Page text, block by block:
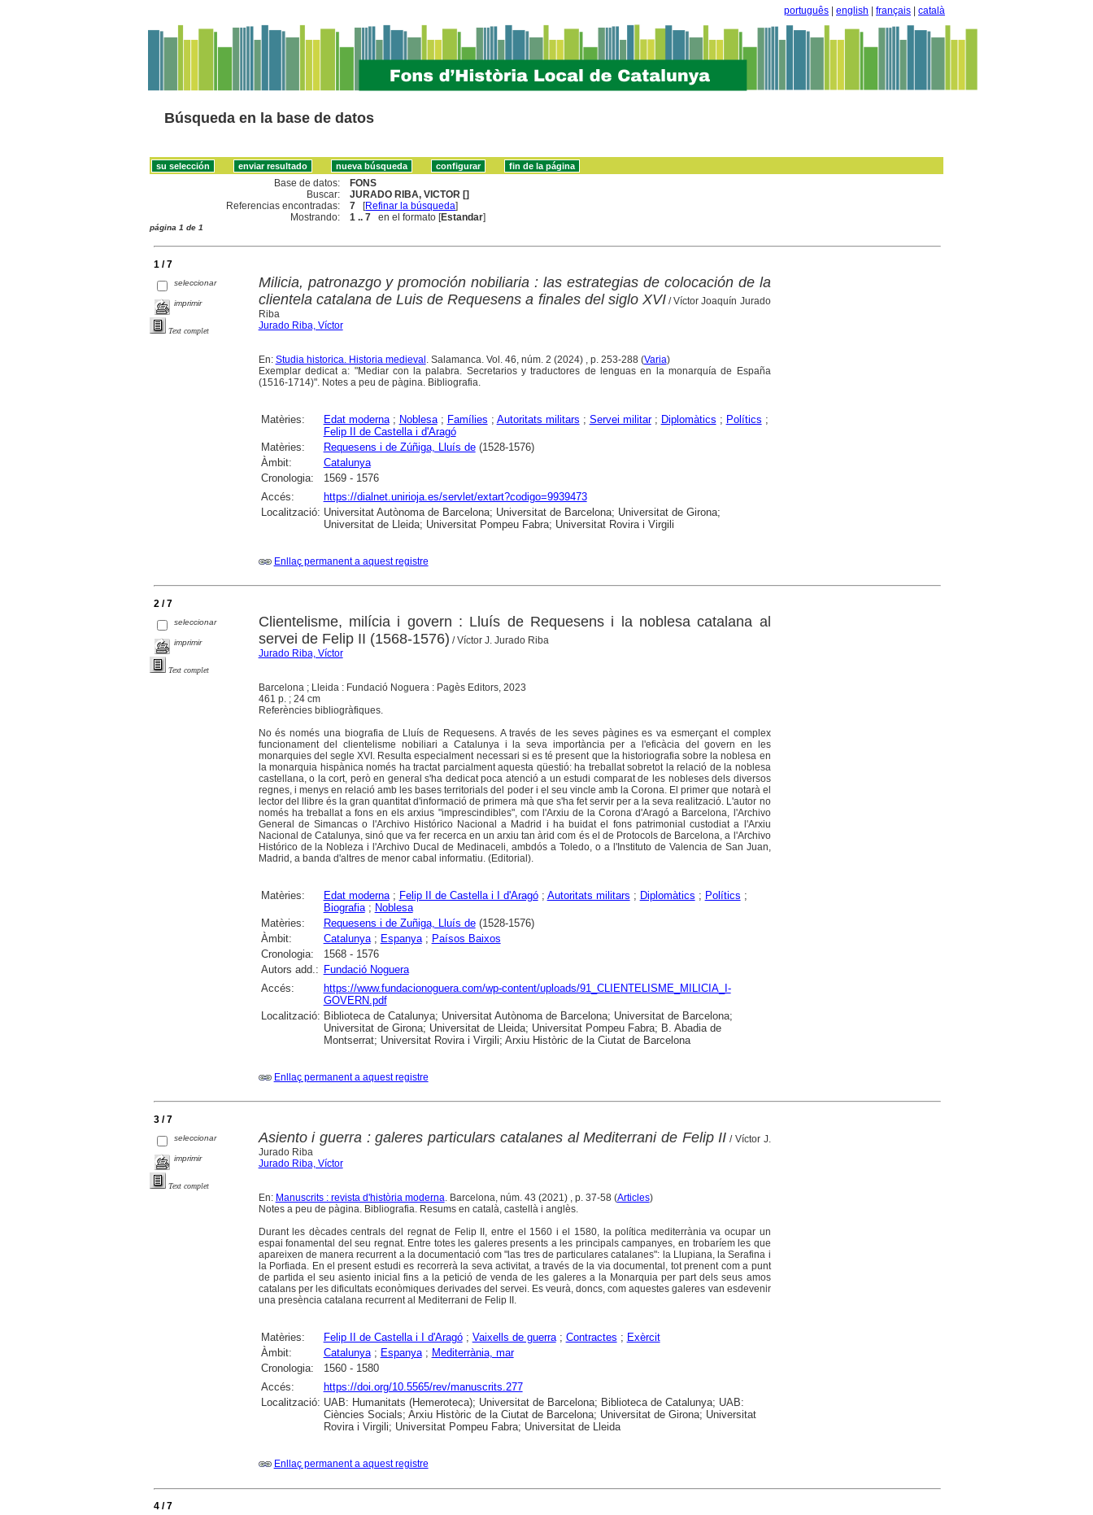
português english français català
Búsqueda en la base de datos
Base de datos:
FONS
Buscar:
JURADO RIBA, VICTOR []
Referencias encontradas:
7 [Refinar la búsqueda]
Mostrando:
1 .. 7 en el formato [Estandar]
página 1 de 1
1 / 7
seleccionar
imprimir
Text complet
Milicia, patronazgo y promoción nobiliaria : las estrategias de colocación de la
clientela catalana de Luis de Requesens a finales del siglo XVI / Víctor Joaquín Jurado
Riba
Jurado Riba, Víctor
En: Studia historica. Historia medieval. Salamanca. Vol. 46, núm. 2 (2024) , p. 253-288 (Varia)
Exemplar dedicat a: "Mediar con la palabra. Secretarios y traductores de lenguas en la monarquía de España
(1516-1714)". Notes a peu de pàgina. Bibliografia.
Matèries: Edat moderna; Noblesa; Famílies ; Autoritats militars ; Servei militar; Diplomàtics ; Polítics ;
Felip II de Castella i d'Aragó
Matèries:
Requesens i de Zúñiga, Lluís de(1528-1576)
Àmbit:
Catalunya
Cronologia:
1569 - 1576
Accés:
https://dialnet.unirioja.es/servlet/extart?codigo=9939473
Localització: Universitat Autònoma de Barcelona; Universitat de Barcelona; Universitat de Girona;
Universitat de Lleida; Universitat Pompeu Fabra; Universitat Rovira i Virgili
Enllaç permanent a aquest registre
2 / 7
seleccionar
imprimir
Text complet
Clientelisme, milícia i govern : Lluís de Requesens i la noblesa catalana al
servei de Felip II (1568-1576) / Víctor J. Jurado Riba
Jurado Riba, Víctor
Barcelona ; Lleida : Fundació Noguera : Pagès Editors, 2023
461 p. ; 24 cm
Referències bibliogràfiques.
No és només una biografia de Lluís de Requesens. A través de les seves pàgines es va esmerçant el complex
funcionament del clientelisme nobiliari a Catalunya i la seva importància per a l'eficàcia del govern en les
monarquies del segle XVI. Resulta especialment necessari si es té present que la historiografia sobre la noblesa en
la monarquia hispànica només ha tractat parcialment aquesta qüestió: ha treballat sobretot la relació de la noblesa
castellana, o la cort, però en general s'ha dedicat poca atenció a un estudi comparat de les nobleses dels diversos
regnes, i menys en relació amb les bases territorials del poder i el seu vincle amb la Corona. El primer que notarà el
lector del llibre és la gran quantitat d'informació de primera mà que s'ha fet servir per a la seva realització. L'autor no
només ha treballat a fons en els arxius "imprescindibles", com l'Arxiu de la Corona d'Aragó a Barcelona, l'Archivo
General de Simancas o l'Archivo Histórico Nacional a Madrid i ha buidat el fons patrimonial custodiat a l'Arxiu
Nacional de Catalunya, sinó que va fer recerca en un arxiu tan àrid com és el de Protocols de Barcelona, a l'Archivo
Histórico de la Nobleza i l'Archivo Ducal de Medinaceli, ambdós a Toledo, o a l'Instituto de Valencia de San Juan,
Madrid, a banda d'altres de menor cabal informatiu. (Editorial).
Matèries: Edat moderna; Felip II de Castella i I d'Aragó; Autoritats militars ; Diplomàtics ; Polítics ;
Biografia; Noblesa
Matèries:
Requesens i de Zuñiga, Lluís de(1528-1576)
Àmbit:
Catalunya; Espanya; Paísos Baixos
Cronologia:
1568 - 1576
Autors add.: Fundació Noguera
Accés:
https://www.fundacionoguera.com/wp-content/uploads/91_CLIENTELISME_MILICIA_I-
GOVERN.pdf
Localització: Biblioteca de Catalunya; Universitat Autònoma de Barcelona; Universitat de Barcelona;
Universitat de Girona; Universitat de Lleida; Universitat Pompeu Fabra; B. Abadia de
Montserrat; Universitat Rovira i Virgili; Arxiu Històric de la Ciutat de Barcelona
Enllaç permanent a aquest registre
3 / 7
seleccionar
imprimir
Text complet
Asiento i guerra : galeres particulars catalanes al Mediterrani de Felip II / Víctor J.
Jurado Riba
Jurado Riba, Víctor
En: Manuscrits : revista d'història moderna. Barcelona, núm. 43 (2021) , p. 37-58 (Articles)
Notes a peu de pàgina. Bibliografia. Resums en català, castellà i anglès.
Durant les dècades centrals del regnat de Felip II, entre el 1560 i el 1580, la política mediterrània va ocupar un
espai fonamental del seu regnat. Entre totes les galeres presents a les principals campanyes, en trobaríem les que
apareixen de manera recurrent a la documentació com "las tres de particulares catalanes": la Llupiana, la Serafina i
la Porfiada. En el present estudi es recorrerà la seva activitat, a través de la via documental, tot prenent com a punt
de partida el seu asiento inicial fins a la petició de venda de les galeres a la Monarquia per part dels seus amos
catalans per les dificultats econòmiques derivades del servei. Es veurà, doncs, com aquestes galeres van esdevenir
una presència catalana recurrent al Mediterrani de Felip II.
Matèries: Felip II de Castella i I d'Aragó; Vaixells de guerra; Contractes ; Exèrcit
Àmbit:
Catalunya; Espanya; Mediterrània, mar
Cronologia:
1560 - 1580
Accés:
https://doi.org/10.5565/rev/manuscrits.277
Localització: UAB: Humanitats (Hemeroteca); Universitat de Barcelona; Biblioteca de Catalunya; UAB:
Ciències Socials; Arxiu Històric de la Ciutat de Barcelona; Universitat de Girona; Universitat
Rovira i Virgili; Universitat Pompeu Fabra; Universitat de Lleida
Enllaç permanent a aquest registre
4 / 7